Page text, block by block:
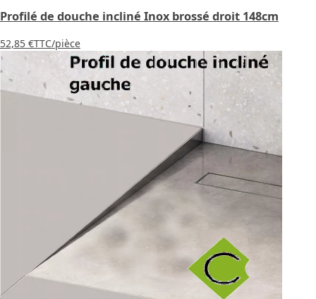
Profilé de douche incliné Inox brossé droit 148cm
52,85 €TTC/pièce